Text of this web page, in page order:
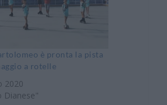
è pronta la pista
a rotelle
2020
Dianese"